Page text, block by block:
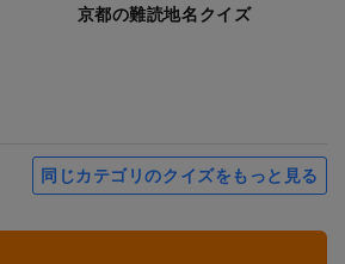
京都の難読地名クイズ
同じカテゴリのクイズをもっと見る